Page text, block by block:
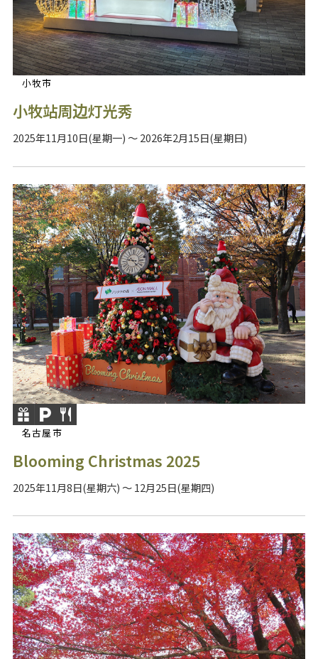
小牧市
小牧站周边灯光秀
2025年11月10日(星期一) ～ 2026年2月15日(星期日)
名古屋市
Blooming Christmas 2025
2025年11月8日(星期六) ～ 12月25日(星期四)